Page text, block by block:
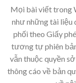
Mọi bài viết trong
như những tài liệu
phối theo Giấy
tương tự phiên
vẫn thuộc quyền
thông cáo về bản